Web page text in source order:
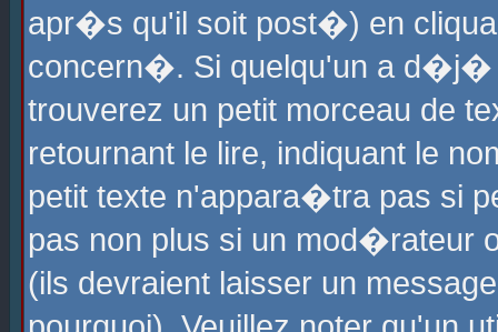
apr�s qu'il soit post�) en
concern�. Si quelqu'un a
trouverez un petit morceau de
retournant le lire, indiquant le
petit texte n'appara�tra pas si
pas non plus si un mod�rateur
(ils devraient laisser un